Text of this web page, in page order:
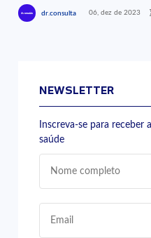
dr.consulta 06, dez de 2023
NEWSLETTER
Inscreva-se para receber
saúde